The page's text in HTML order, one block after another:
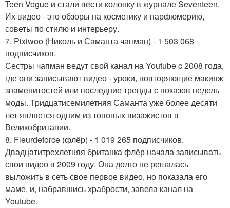
Teen Vogue и стали вести колонку в журнале Seventeen.
Их видео - это обзоры на косметику и парфюмерию,
советы по стилю и интерьеру.
7. Pixiwoo (Николь и Саманта чапман) - 1 503 068
подписчиков.
Сестры чапман ведут свой канал на Youtube c 2008 года,
где они записывают видео - уроки, повторяющие макияж
знаменитостей или последние тренды с показов недель
моды. Тридцатисемилетняя Саманта уже более десяти
лет является одним из топовых визажистов в
Великобритании.
8. Fleurdeforce (флёр) - 1 019 265 подписчиков.
Двадцатитрехлетняя британка флёр начала записывать
свои видео в 2009 году. Она долго не решалась
выложить в сеть свое первое видео, но показала его
маме, и, набравшись храбрости, завела канал на
Youtube.